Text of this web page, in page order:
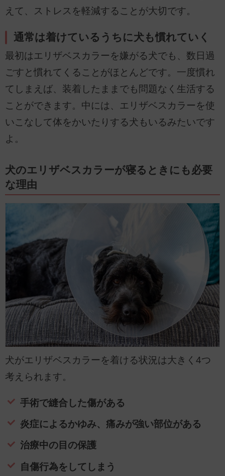
えて、ストレスを軽減することが大切です。
通常は着けているうちに犬も慣れていく
最初はエリザベスカラーを嫌がる犬でも、数日過
ごすと慣れてくることがほとんどです。一度慣れ
てしまえば、装着したままでも問題なく生活する
ことができます。中には、エリザベスカラーを使
いこなして体をかいたりする犬もいるみたいです
よ。
犬のエリザベスカラーが寝るときにも必要
な理由
犬がエリザベスカラーを着ける状況は大きく4つ
考えられます。
手術で縫合した傷がある
炎症によるかゆみ、痛みが強い部位がある
治療中の目の保護
自傷行為をしてしまう